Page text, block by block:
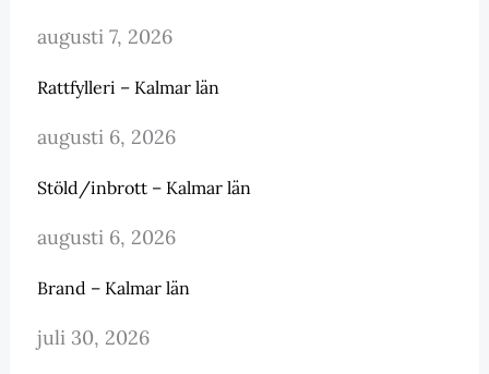
augusti 7, 2026
Rattfylleri – Kalmar län
augusti 6, 2026
Stöld/inbrott – Kalmar län
augusti 6, 2026
Brand – Kalmar län
juli 30, 2026